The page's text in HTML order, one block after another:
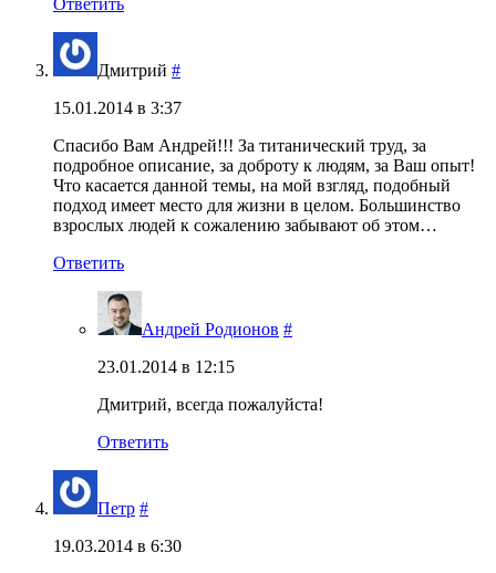
Ответить
Дмитрий #
15.01.2014 в 3:37
Спасибо Вам Андрей!!! За титанический труд, за
подробное описание, за доброту к людям, за Ваш опыт!
Что касается данной темы, на мой взгляд, подобный
подход имеет место для жизни в целом. Большинство
взрослых людей к сожалению забывают об этом…
Ответить
Андрей Родионов #
23.01.2014 в 12:15
Дмитрий, всегда пожалуйста!
Ответить
Петр #
19.03.2014 в 6:30